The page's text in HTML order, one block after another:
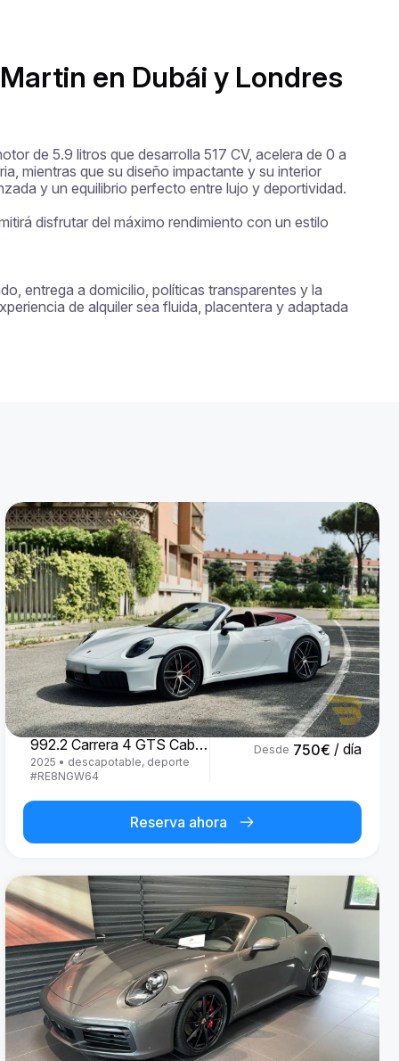
en Dubái y Londres
de 5.9 litros que desarrolla 517 CV, acelera de 0 a
mientras que su diseño impactante y su interior
y un equilibrio perfecto entre lujo y deportividad.
disfrutar del máximo rendimiento con un estilo
entrega a domicilio, políticas transparentes y la
de alquiler sea fluida, placentera y adaptada
Porsche
992.2 Carrera 4 GTS Cabrio '25
2025 • descapotable, deporte
#RE8NGW64
Desde 750€ / día
Reserva ahora